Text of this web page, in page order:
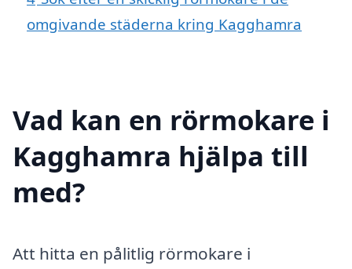
omgivande städerna kring Kagghamra
Vad kan en rörmokare i
Kagghamra hjälpa till
med?
Att hitta en pålitlig rörmokare i